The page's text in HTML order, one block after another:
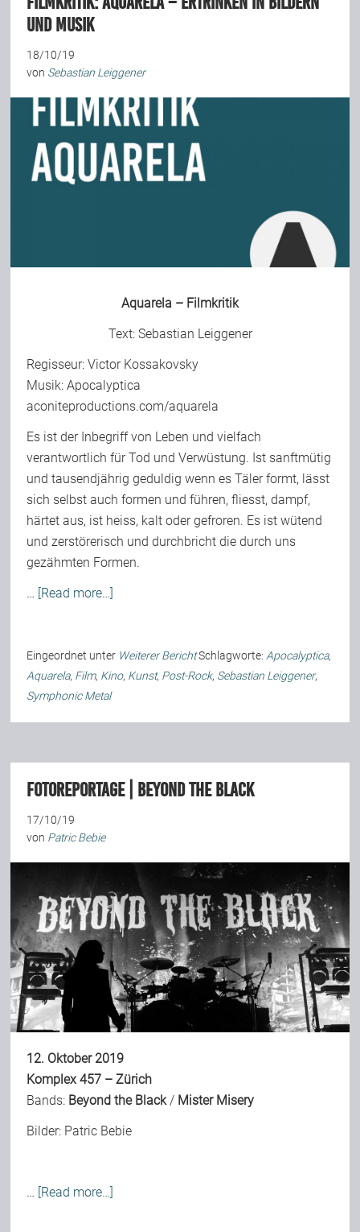
und Musik
18/10/19
von Sebastian Leiggener
Aquarela – Filmkritik
Text: Sebastian Leiggener
Regisseur: Victor Kossakovsky
Musik: Apocalyptica
aconiteproductions.com/aquarela
Es ist der Inbegriff von Leben und vielfach
verantwortlich für Tod und Verwüstung. Ist sanftmütig
und tausendjährig geduldig wenn es Täler formt, lässt
sich selbst auch formen und führen, fliesst, dampf,
härtet aus, ist heiss, kalt oder gefroren. Es ist wütend
und zerstörerisch und durchbricht die durch uns
gezähmten Formen.
… [Read more…]
Eingeordnet unter Weiterer BerichtSchlagworte: Apocalyptica,
Aquarela, Film, Kino, Kunst, Post-Rock, Sebastian Leiggener,
Symphonic Metal
Fotoreportage | Beyond the Black
17/10/19
von Patric Bebie
12. Oktober 2019
Komplex 457 – Zürich
Bands: Beyond the Black/ Mister Misery
Bilder: Patric Bebie
… [Read more…]